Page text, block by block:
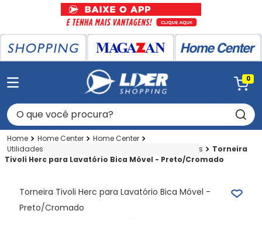
0
O que você procura?
Home Center
Home Center
Utilidades P-cozinha-banheiro
Torneiras
Torneira
Tivoli Herc para Lavatório Bica Móvel - Preto/Cromado
Torneira Tivoli Herc para Lavatório Bica Móvel -
Preto/Cromado